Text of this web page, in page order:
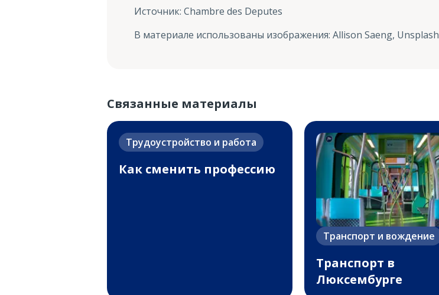
Источник: Chambre des Deputes
В материале использованы изображения: Allison Saeng, Unsplash
Связанные материалы
Трудоустройство и работа
Как сменить профессию
Транспорт и вождение
Транспорт в
Люксембурге